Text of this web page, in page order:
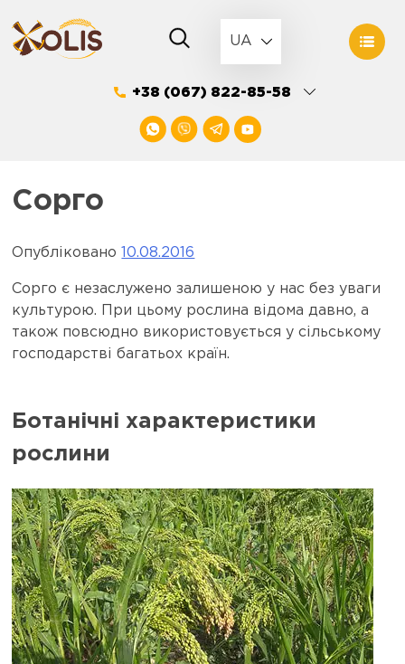
to
content
UA
+38 (067) 822-85-58
Сорго
Опубліковано 10.08.2016
Сорго є незаслужено залишеною у нас без уваги
культурою. При цьому рослина відома давно, а
також повсюдно використовується у сільському
господарстві багатьох країн.
Ботанічні характеристики
рослини